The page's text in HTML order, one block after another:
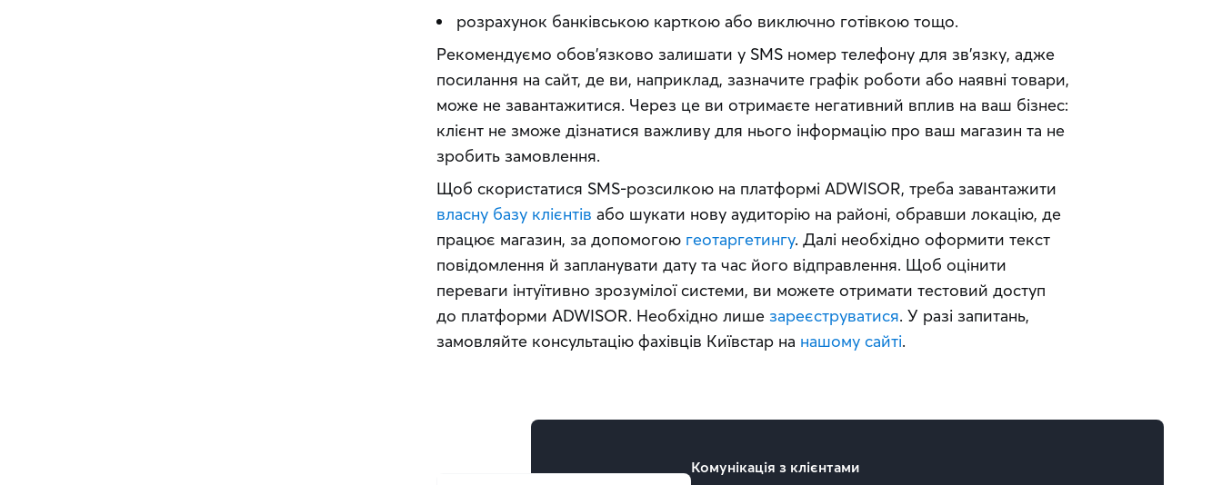
розрахунок банківською карткою або виключно готівкою тощо.
Рекомендуємо обов’язково залишати у SMS номер телефону для зв’язку, адже
посилання на сайт, де ви, наприклад, зазначите графік роботи або наявні товари,
може не завантажитися. Через це ви отримаєте негативний вплив на ваш бізнес:
клієнт не зможе дізнатися важливу для нього інформацію про ваш магазин та не
зробить замовлення.
власну базу клієнтів або шукати нову аудиторію на районі, обравши локацію, де
працює магазин, за допомогою геотаргетингу. Далі необхідно оформити текст
повідомлення й запланувати дату та час його відправлення. Щоб оцінити
переваги інтуїтивно зрозумілої системи, ви можете отримати тестовий доступ
до платформи ADWISOR. Необхідно лише зареєструватися. У разі запитань,
замовляйте консультацію фахівців Київстар на нашому сайті.
Комунікація з клієнтами